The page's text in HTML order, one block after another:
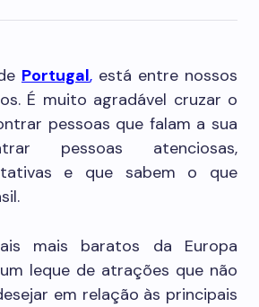
Portugal, está entre nossos
É muito agradável cruzar o
pessoas que falam a sua
pessoas atenciosas,
e que sabem o que
mais baratos da Europa
leque de atrações que não
em relação às principais